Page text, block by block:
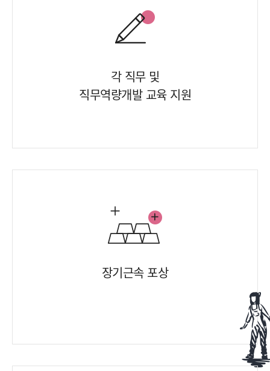
각 직무 및
직무역량개발 교육 지원
장기근속 포상